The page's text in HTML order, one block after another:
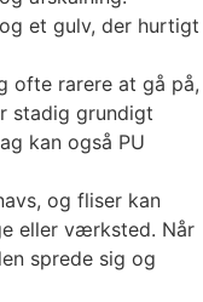
et gulv, der hurtigt
ofte rarere at gå på,
stadig grundigt
kan også PU
og fliser kan
eller værksted. Når
sprede sig og